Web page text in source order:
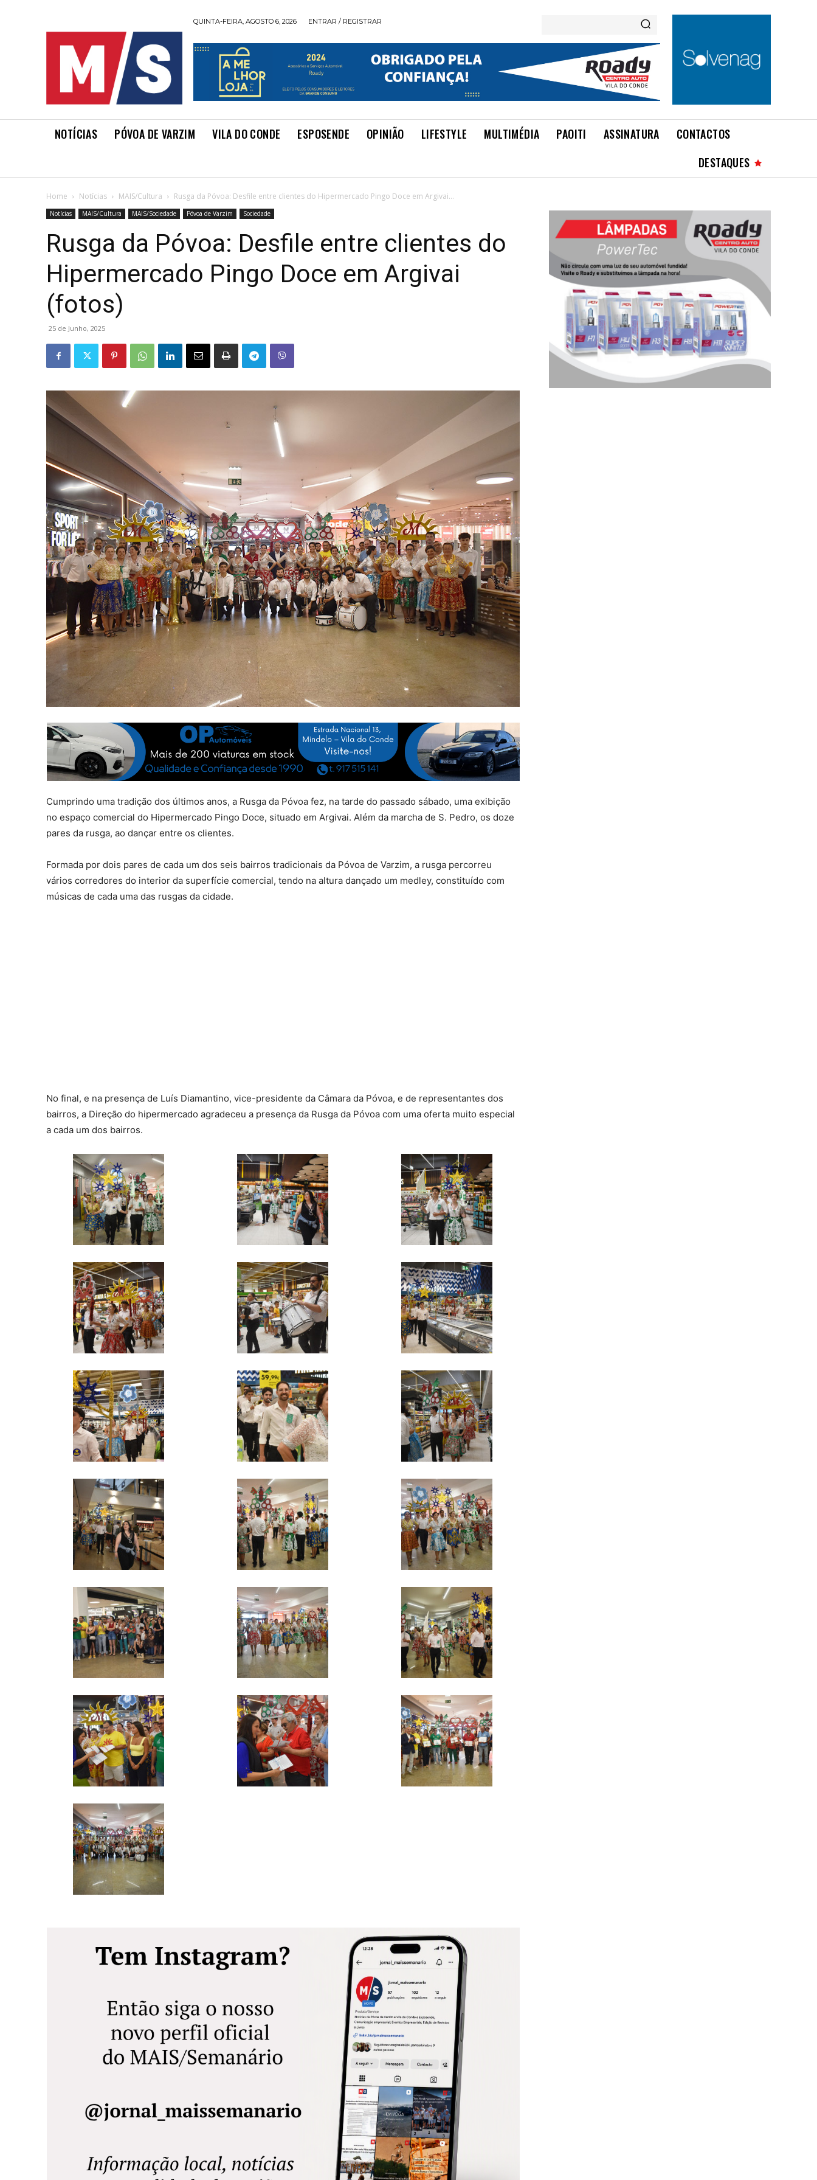
QUINTA-FEIRA, AGOSTO 6, 2026 ENTRAR / REGISTRAR
NOTÍCIAS PÓVOA DE VARZIM VILA DO CONDE ESPOSENDE OPINIÃO LIFESTYLE MULTIMÉDIA PAOITI ASSINATURA
CONTACTOS
DESTAQUES
Home Notícias MAIS/Cultura Rusga da Póvoa: Desfile entre clientes do Hipermercado Pingo Doce em Argivai...
Notícias MAIS/Cultura MAIS/Sociedade Póvoa de Varzim Sociedade
Rusga da Póvoa: Desfile entre clientes do
Hipermercado Pingo Doce em Argivai
(fotos)
25 de Junho, 2025
Cumprindo uma tradição dos últimos anos, a Rusga da Póvoa fez, na tarde do passado sábado, uma exibição
no espaço comercial do Hipermercado Pingo Doce, situado em Argivai. Além da marcha de S. Pedro, os doze
pares da rusga, ao dançar entre os clientes.
Formada por dois pares de cada um dos seis bairros tradicionais da Póvoa de Varzim, a rusga percorreu
vários corredores do interior da superfície comercial, tendo na altura dançado um medley, constituído com
músicas de cada uma das rusgas da cidade.
No final, e na presença de Luís Diamantino, vice-presidente da Câmara da Póvoa, e de representantes dos
bairros, a Direção do hipermercado agradeceu a presença da Rusga da Póvoa com uma oferta muito especial
a cada um dos bairros.